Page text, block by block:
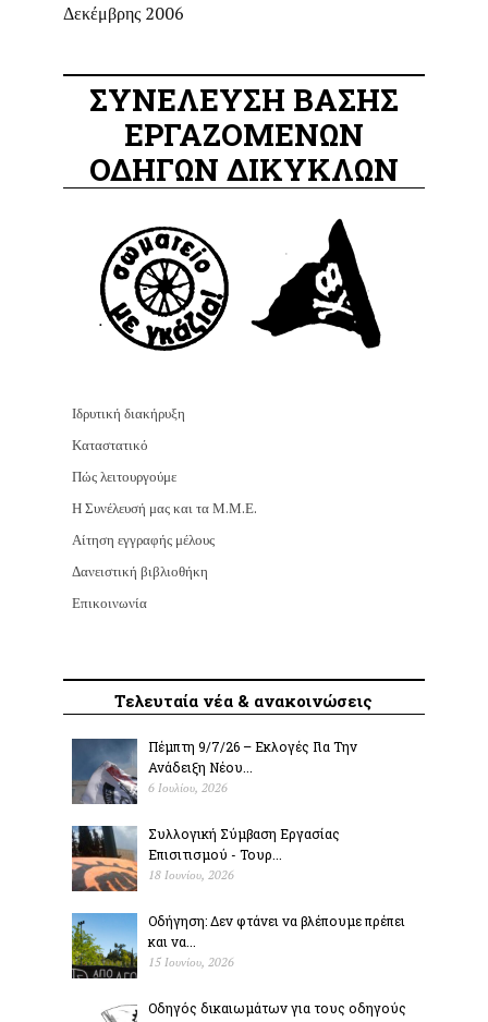
Δεκέμβρης 2006
ΣΥΝΕΛΕΥΣΗ ΒΑΣΗΣ
ΕΡΓΑΖΟΜΕΝΩΝ
ΟΔΗΓΩΝ ΔΙΚΥΚΛΩΝ
Ιδρυτική διακήρυξη
Καταστατικό
Πώς λειτουργούμε
Η Συνέλευσή μας και τα Μ.Μ.Ε.
Αίτηση εγγραφής μέλους
Δανειστική βιβλιοθήκη
Επικοινωνία
Τελευταία νέα & ανακοινώσεις
Πέμπτη 9/7/26 – Εκλογές Για Την
Ανάδειξη Νέου...
6 Ιουλίου, 2026
Συλλογική Σύμβαση Εργασίας
Επισιτισμού - Τουρ...
18 Ιουνίου, 2026
Οδήγηση: Δεν φτάνει να βλέπουμε πρέπει
και να...
15 Ιουνίου, 2026
Οδηγός δικαιωμάτων για τους οδηγούς